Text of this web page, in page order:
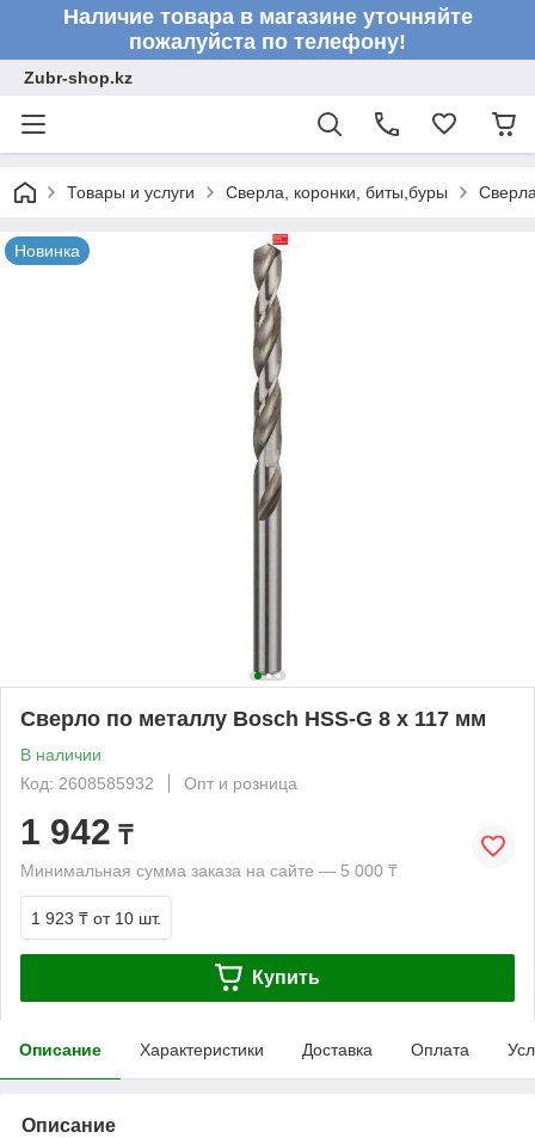
Наличие товара в магазине уточняйте
пожалуйста по телефону!
Zubr-shop.kz
Товары и услуги Сверла, коронки, биты,буры
Новинка
Сверло по металлу Bosch HSS-G 8 x 117 мм
В наличии
Код: 2608585932
Опт и розница
1 942 ₸
Минимальная сумма заказа на сайте — 5 000 ₸
1 923 ₸ от 10 шт.
Купить
Описание Характеристики Доставка Оплата
Описание